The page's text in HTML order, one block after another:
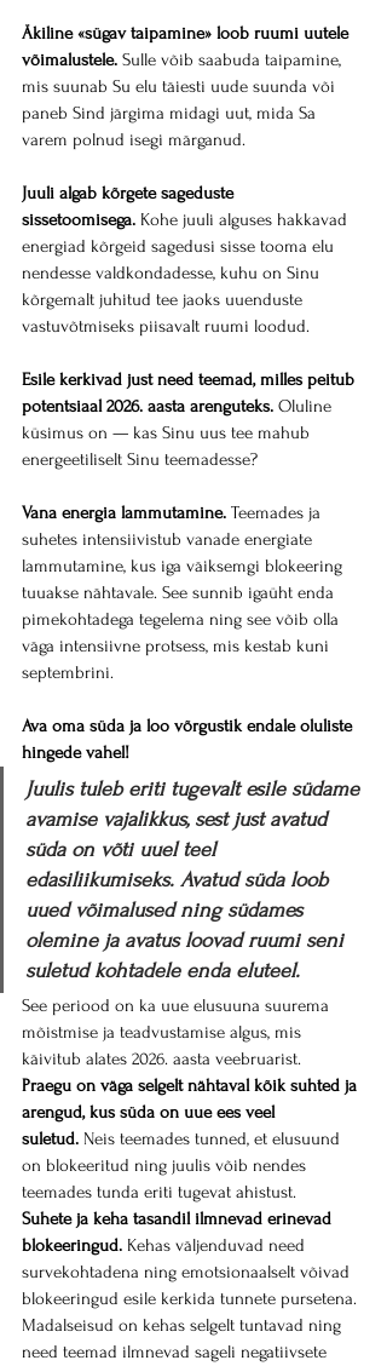
Äkiline «sügav taipamine» loob ruumi uutele
võimalustele. Sulle võib saabuda taipamine,
mis suunab Su elu täiesti uude suunda või
paneb Sind järgima midagi uut, mida Sa
varem polnud isegi märganud.
Juuli algab kõrgete sageduste
sissetoomisega. Kohe juuli alguses hakkavad
energiad kõrgeid sagedusi sisse tooma elu
nendesse valdkondadesse, kuhu on Sinu
kõrgemalt juhitud tee jaoks uuenduste
vastuvõtmiseks piisavalt ruumi loodud.
Esile kerkivad just need teemad, milles peitub
potentsiaal 2026. aasta arenguteks. Oluline
küsimus on — kas Sinu uus tee mahub
energeetiliselt Sinu teemadesse?
Vana energia lammutamine. Teemades ja
suhetes intensiivistub vanade energiate
lammutamine, kus iga väiksemgi blokeering
tuuakse nähtavale. See sunnib igaüht enda
pimekohtadega tegelema ning see võib olla
väga intensiivne protsess, mis kestab kuni
septembrini.
Ava oma süda ja loo võrgustik endale oluliste
hingede vahel!
Juulis tuleb eriti tugevalt esile südame
avamise vajalikkus, sest just avatud
süda on võti uuel teel
edasiliikumiseks. Avatud süda loob
uued võimalused ning südames
olemine ja avatus loovad ruumi seni
suletud kohtadele enda eluteel.
See periood on ka uue elusuuna suurema
mõistmise ja teadvustamise algus, mis
käivitub alates 2026. aasta veebruarist.
Praegu on väga selgelt nähtaval kõik suhted ja
arengud, kus süda on uue ees veel
suletud. Neis teemades tunned, et elusuund
on blokeeritud ning juulis võib nendes
teemades tunda eriti tugevat ahistust.
Suhete ja keha tasandil ilmnevad erinevad
blokeeringud. Kehas väljenduvad need
survekohtadena ning emotsionaalselt võivad
blokeeringud esile kerkida tunnete pursetena.
Madalseisud on kehas selgelt tuntavad ning
need teemad ilmnevad sageli negatiivsete